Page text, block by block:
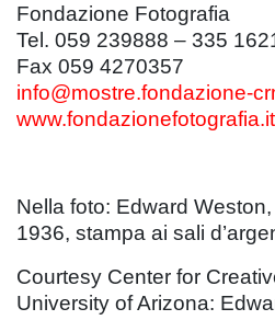
Fondazione Fotografia
Tel. 059 239888 – 335
Fax 059 4270357
info@mostre.fondazione-
www.fondazionefotografia.it
Nella foto: Edward Weston,
1936, stampa ai sali
Courtesy Center for
University of Arizona: